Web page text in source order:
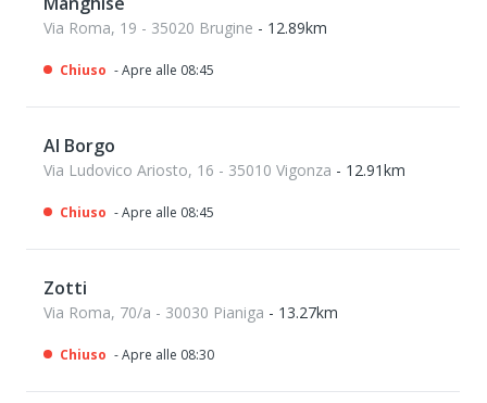
Via Roma, 19 - 35020 Brugine - 12.89km
Chiuso - Apre alle 08:45
Al Borgo
Via Ludovico Ariosto, 16 - 35010 Vigonza - 12.91km
Chiuso - Apre alle 08:45
Zotti
Via Roma, 70/a - 30030 Pianiga - 13.27km
Chiuso - Apre alle 08:30